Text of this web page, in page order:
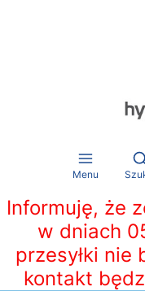
Menu
Informuję, że
w dniach
przesyłki nie
kontakt